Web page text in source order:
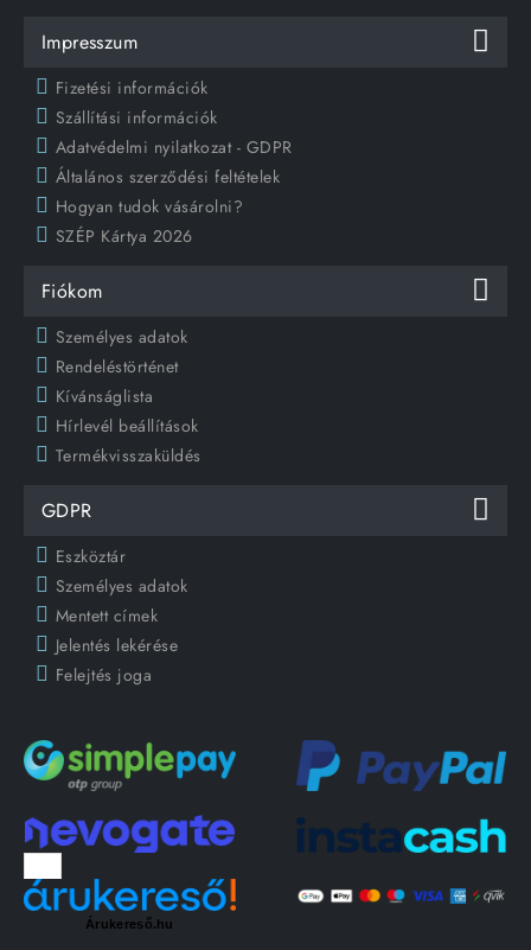
Impresszum
Fizetési információk
Szállítási információk
Adatvédelmi nyilatkozat - GDPR
Általános szerződési feltételek
Hogyan tudok vásárolni?
SZÉP Kártya 2026
Fiókom
Személyes adatok
Rendeléstörténet
Kívánságlista
Hírlevél beállítások
Termékvisszaküldés
GDPR
Eszköztár
Személyes adatok
Mentett címek
Jelentés lekérése
Felejtés joga
Árukereső.hu